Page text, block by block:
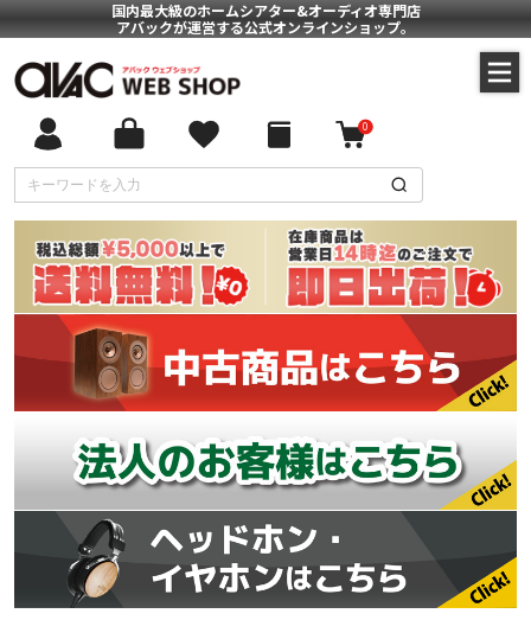
国内最大級のホームシアター&オーディオ専門店
アバックが運営する公式オンラインショップ。
0